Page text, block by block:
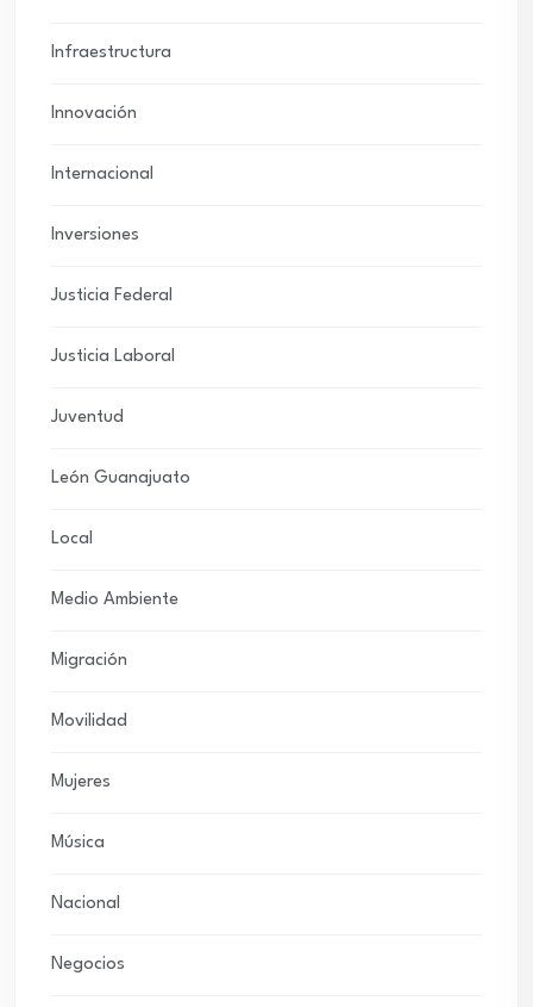
Infraestructura
Innovación
Internacional
Inversiones
Justicia Federal
Justicia Laboral
Juventud
León Guanajuato
Local
Medio Ambiente
Migración
Movilidad
Mujeres
Música
Nacional
Negocios